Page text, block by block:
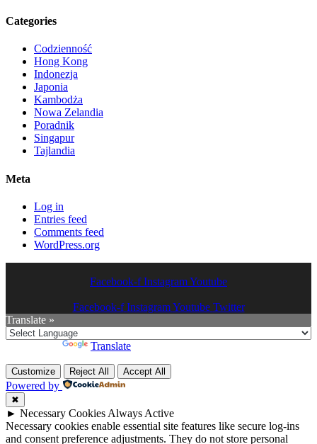
Categories
Codzienność
Hong Kong
Indonezja
Japonia
Kambodża
Nowa Zelandia
Poradnik
Singapur
Tajlandia
Meta
Log in
Entries feed
Comments feed
WordPress.org
Facebook-f InstagramYoutube
Facebook-f Instagram Youtube Twitter
Translate »
Translate
Customize Reject All Accept All
Powered by
✖
► Necessary Cookies Always Active
Necessary cookies enable essential site features like secure log-ins
and consent preference adjustments. They do not store personal